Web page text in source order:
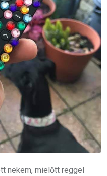
nekem, mielőtt reggel